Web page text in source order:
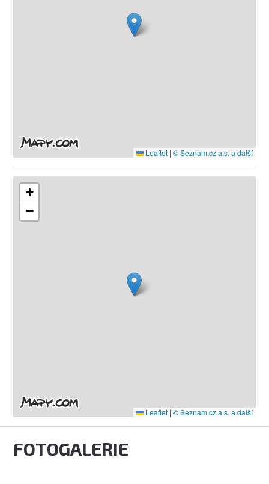
Leaflet | © Seznam.cz a.s. a další
+
−
Leaflet | © Seznam.cz a.s. a další
FOTOGALERIE